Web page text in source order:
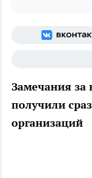
Замечания за
получили
организаций